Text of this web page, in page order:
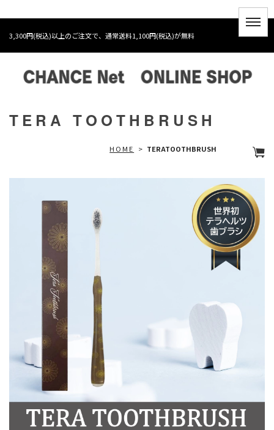
3,300円(税込)以上のご注文で、通常送料1,100円(税込)が無料
TERA TOOTHBRUSH
HOME > TERATOOTHBRUSH